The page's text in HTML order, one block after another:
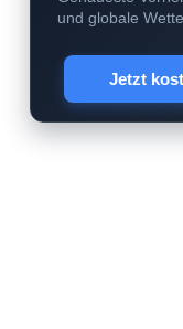
und globale
Jetzt